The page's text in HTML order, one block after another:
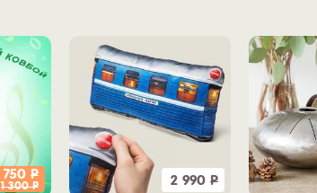
750 Р
1 300Р 2 990 Р